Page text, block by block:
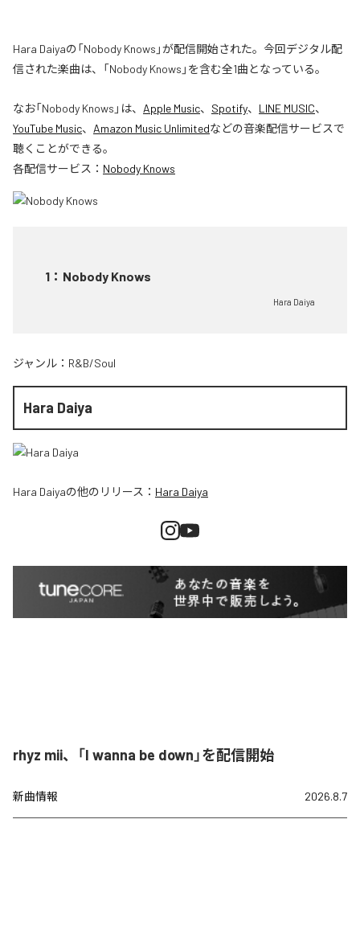
Hara Daiyaの「Nobody Knows」が配信開始された。今回デジタル配
信された楽曲は、「Nobody Knows」を含む全1曲となっている。
なお「Nobody Knows 」は、 Apple Music、 Spotify、 LINE MUSIC、
YouTube Music、 Amazon Music Unlimitedなどの音楽配信サービスで
聴くことができる。
各配信サービス： Nobody Knows
1 ： Nobody Knows
Hara Daiya
ジャンル： R&B/Soul
Hara Daiya
Hara Daiyaの他のリリース： Hara Daiya
rhyz mii、「I wanna be down」を配信開始
新曲情報 2026.8.7